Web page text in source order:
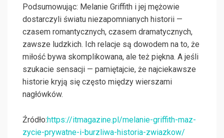
Podsumowując: Melanie Griffith i jej mężowie
dostarczyli światu niezapomnianych historii —
czasem romantycznych, czasem dramatycznych,
zawsze ludzkich. Ich relacje są dowodem na to, że
miłość bywa skomplikowana, ale też piękna. A jeśli
szukacie sensacji — pamiętajcie, że najciekawsze
historie kryją się często między wierszami
nagłówków.
Źródło:https://itmagazine.pl/melanie-griffith-maz-
zycie-prywatne-i-burzliwa-historia-zwiazkow/